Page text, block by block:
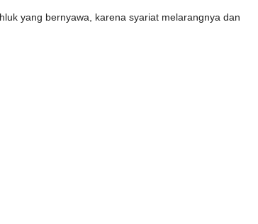
yang bernyawa, karena syariat melarangnya dan